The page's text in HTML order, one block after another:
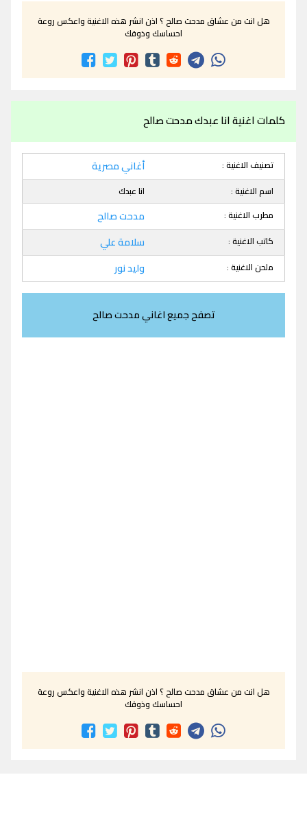
هل انت من عشاق مدحت صالح ؟ اذن انشر هذه الاغنية واعكس روعة
احساسك وذوقك
كلمات اغنية انا عبدك مدحت صالح
تصنيف الاغنية : أغاني مصرية
اسم الاغنية :
انا عبدك
مطرب الاغنية :
مدحت صالح
كاتب الاغنية : سلامة علي
ملحن الاغنية : وليد نور
تصفح جميع اغاني مدحت صالح
هل انت من عشاق مدحت صالح ؟ اذن انشر هذه الاغنية واعكس روعة
احساسك وذوقك